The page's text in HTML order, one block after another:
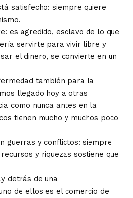
satisfecho: siempre quiere
es agredido, esclavo de lo que
servirte para vivir libre y
el dinero, se convierte en un
también para la
llegado hoy a otras
como nunca antes en la
tienen mucho y muchos poco
guerras y conflictos: siempre
y riquezas sostiene que
detrás de una
de ellos es el comercio de